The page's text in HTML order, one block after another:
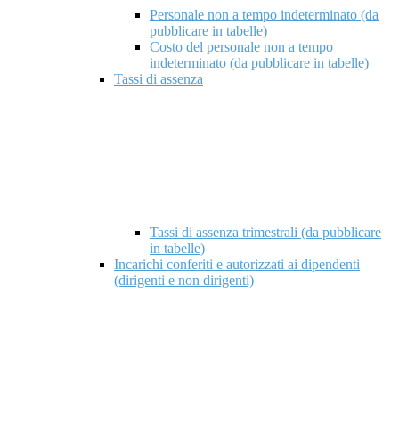
Personale non a tempo indeterminato (da
pubblicare in tabelle)
Costo del personale non a tempo
indeterminato (da pubblicare in tabelle)
Tassi di assenza
Tassi di assenza trimestrali (da pubblicare
in tabelle)
Incarichi conferiti e autorizzati ai dipendenti
(dirigenti e non dirigenti)